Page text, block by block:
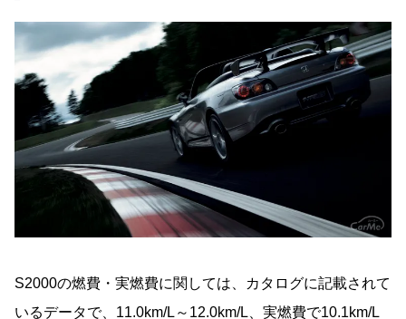
S2000の燃費・実燃費に関しては、カタログに記載されて
いるデータで、11.0km/L～12.0km/L、実燃費で10.1km/L